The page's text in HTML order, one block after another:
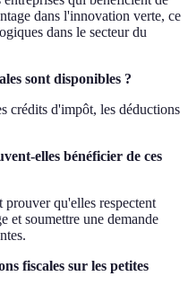
dans l'innovation verte, ce
dans le secteur du
sont disponibles ?
crédits d'impôt, les déductions
elles bénéficier de ces
prouver qu'elles respectent
et soumettre une demande
fiscales sur les petites